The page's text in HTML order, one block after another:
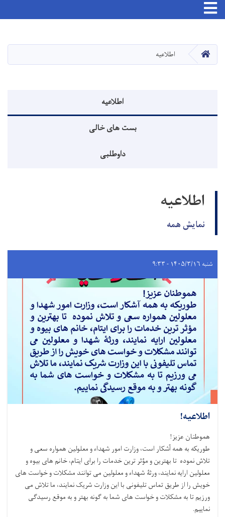
content
Toggle navigation
صفحه اصلیاطلاعیه
اطلاعیه
بست های خالی
داوطلبی
اطلاعیه
نمایش همه
شنبه ۱۴۰۵/۳/۱۶ - ۹:۳۳
اطلاعیه!
هموطنان عزیز!
طوریکه به همه آشکار است، وزارت امور شهداء و معلولین همواره سعی و
تلاش نموده تا بهترین و مؤثر ترین خدمات را برای ایتام، خانم های بیوه و
معلولین ارایه نمایند، ورثۀ شهداء و معلولین می توانند مشکلات و خواست های
خویش را از طریق تماس تلیفونی با این وزارت شریک نمایند، ما تلاش می
ورزیم تا به مشکلات و خواست های شما به گونه بهتر و به موقع رسیدگی
نماییم.